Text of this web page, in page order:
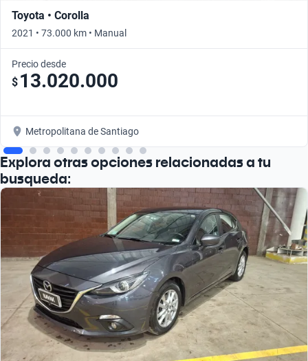
Toyota • Corolla
2021 • 73.000 km • Manual
Precio desde
$ 13.020.000
Metropolitana de Santiago
Explora otras opciones relacionadas a tu
busqueda: